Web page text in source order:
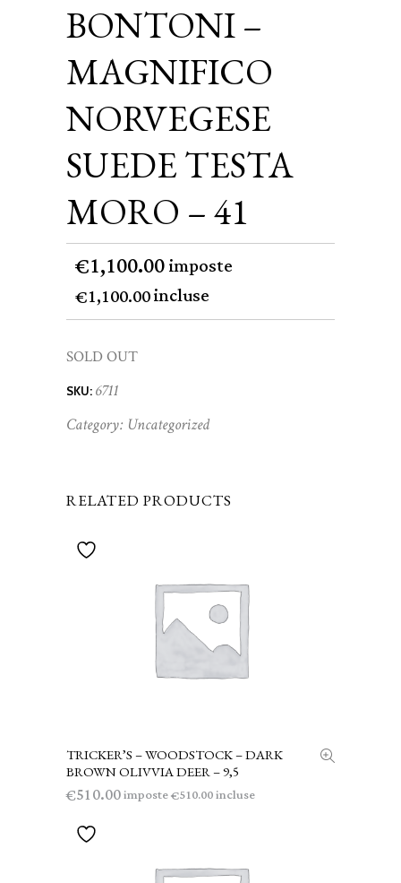
BONTONI –
MAGNIFICO
NORVEGESE
SUEDE TESTA
MORO – 41
€1,100.00imposte
€1,100.00incluse
SOLD OUT
SKU: 6711
Category: Uncategorized
RELATED PRODUCTS
AGGIUNGI AL CARRELLO
TRICKER’S – WOODSTOCK – DARK
BROWN OLIVVIA DEER – 9,5
€510.00imposte€510.00incluse